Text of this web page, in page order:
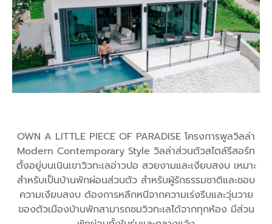
OWN A LITTLE PIECE OF PARADISE โครงการพูลวิลล่า
Modern Contemporary Style วิลล่าส่วนตัวสไตล์รีสอร์ท
ตั้งอยู่บนเนินเขาวิวทะเลอ่าวปอ สวยงามและเงียบสงบ เหมาะ
สำหรับเป็นบ้านพักผ่อนส่วนตัว สำหรับผู้รักธรรมชาติและชอบ
ความเงียบสงบ ต้องการหลีกหนีจากความเร่งรีบและวุ่นวาย
ของตัวเมืองบ้านพักสามารถชมวิวทะเลได้จากทุกห้อง มีส่วน